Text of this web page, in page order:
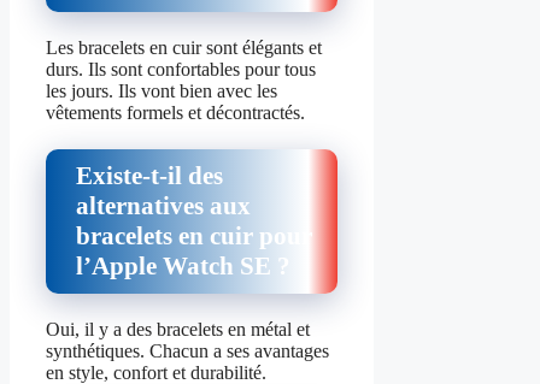
Les bracelets en cuir sont élégants et
durs. Ils sont confortables pour tous
les jours. Ils vont bien avec les
vêtements formels et décontractés.
Existe-t-il des
alternatives aux
bracelets en cuir pour
l’Apple Watch SE ?
Oui, il y a des bracelets en métal et
synthétiques. Chacun a ses avantages
en style, confort et durabilité.